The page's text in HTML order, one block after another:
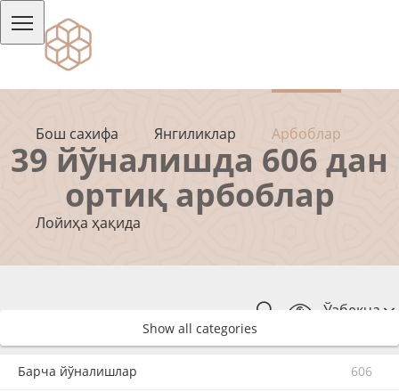
Бош сахифа Янгиликлар Арбоблар
Лойиҳа ҳақида
Ўзбекча
39 йўналишда 606 дан
ортиқ арбоблар
Show all categories
Барча йўналишлар 606